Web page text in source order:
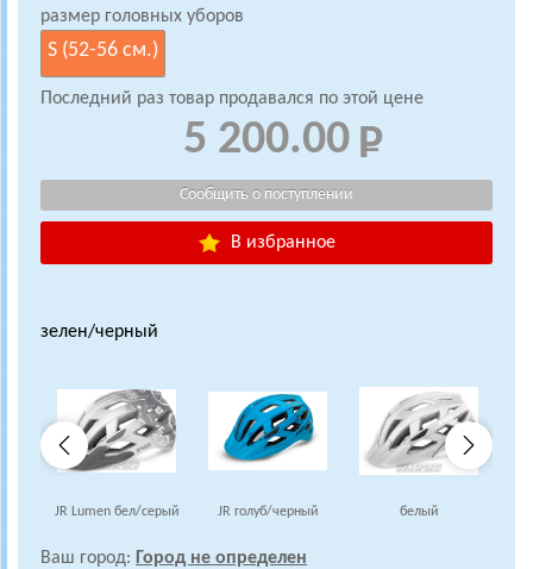
размер головных уборов
S (52-56 см.)
Последний раз товар продавался по этой цене
5 200.00
В избранное
зелен/черный
JR Lumen бел/серый JR голуб/черный белый
Ваш город: Город не определен